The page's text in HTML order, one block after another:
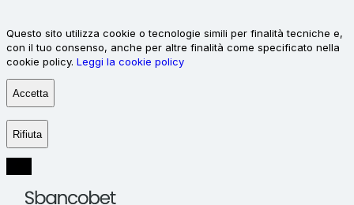
Questo sito utilizza cookie o tecnologie simili per finalità tecniche e,
con il tuo consenso, anche per altre finalità come specificato nella
cookie policy. Leggi la cookie policy
Accetta
Rifiuta